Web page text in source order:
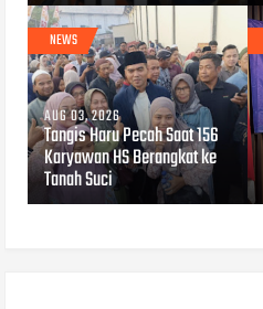
NEWS
AUG 03, 2026
Tangis Haru Pecah Saat 156
Karyawan HS Berangkat ke
Tanah Suci